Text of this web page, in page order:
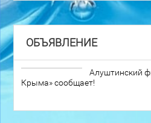
ОБЪЯВЛЕНИЕ
Алуштинский
Крыма» сообщает!